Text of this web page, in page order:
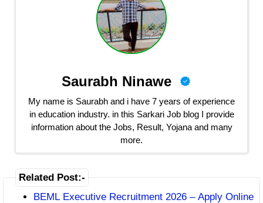
Saurabh Ninawe
My name is Saurabh and i have 7 years of experience
in education industry. in this Sarkari Job blog I provide
information about the Jobs, Result, Yojana and many
more.
Related Post:-
BEML Executive Recruitment 2026 – Apply Online